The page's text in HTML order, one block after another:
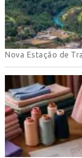
Nova Estação de